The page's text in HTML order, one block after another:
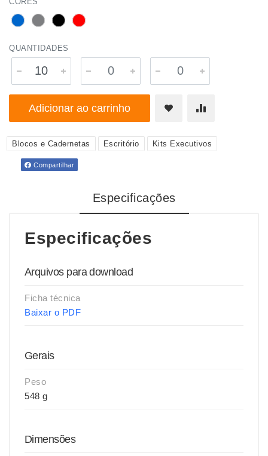
QUANTIDADES
Adicionar ao carrinho
Blocos e Cadernetas Escritório Kits Executivos
Compartilhar
Especificações
Especificações
Arquivos para download
Ficha técnica
Baixar o PDF
Gerais
Peso
548 g
Dimensões